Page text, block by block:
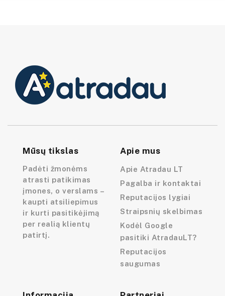
Mūsų tikslas
Padėti žmonėms
atrasti patikimas
įmones, o verslams –
kaupti atsiliepimus
ir kurti pasitikėjimą
per realią klientų
patirtį.
Apie mus
Apie Atradau LT
Pagalba ir kontaktai
Reputacijos lygiai
Straipsnių skelbimas
Kodėl Google
pasitiki AtradauLT?
Reputacijos
saugumas